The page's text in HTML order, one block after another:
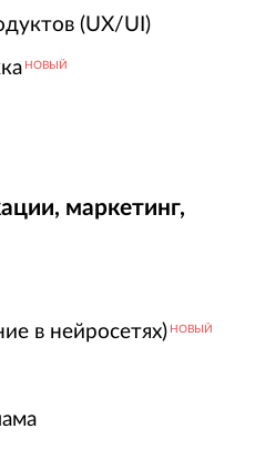
(UX/UI)
НОВЫЙ
маркетинг,
в нейросетях) НОВЫЙ